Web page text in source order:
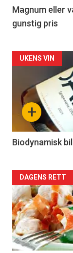
3
Magnum eller
gunstig pris
Forsiden
akkurat
nå
4
+
UKENS VIN
Biodynamisk
Forsiden
akkurat
nå
-
DAGENS RETT